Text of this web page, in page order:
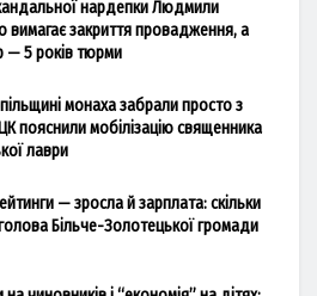
нардепки Людмили
вимагає закриття провадження, а
— 5 років тюрми
монаха забрали просто з
пояснили мобілізацію священника
лаври
— зросла й зарплата: скільки
Більче-Золотецької громади